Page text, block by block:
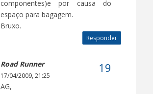
componentes)e por causa do
espaço para bagagem.
Bruxo.
Responder
Road Runner
17/04/2009, 21:25
AG,